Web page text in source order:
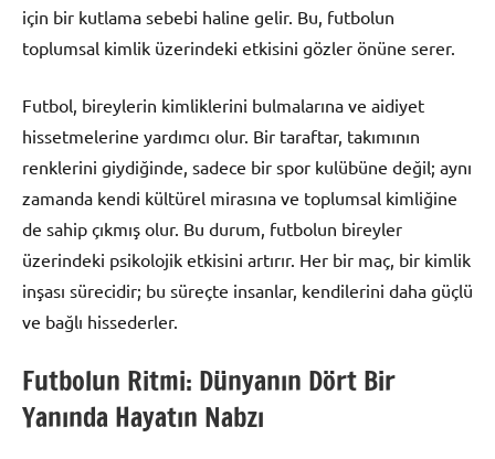
için bir kutlama sebebi haline gelir. Bu, futbolun
toplumsal kimlik üzerindeki etkisini gözler önüne serer.
Futbol, bireylerin kimliklerini bulmalarına ve aidiyet
hissetmelerine yardımcı olur. Bir taraftar, takımının
renklerini giydiğinde, sadece bir spor kulübüne değil; aynı
zamanda kendi kültürel mirasına ve toplumsal kimliğine
de sahip çıkmış olur. Bu durum, futbolun bireyler
üzerindeki psikolojik etkisini artırır. Her bir maç, bir kimlik
inşası sürecidir; bu süreçte insanlar, kendilerini daha güçlü
ve bağlı hissederler.
Futbolun Ritmi: Dünyanın Dört Bir
Yanında Hayatın Nabzı